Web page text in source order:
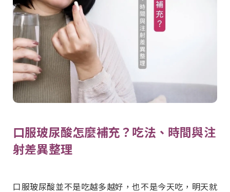
口服玻尿酸怎麼補充？吃法、時間與注
射差異整理
口服玻尿酸並不是吃越多越好，也不是今天吃，明天就